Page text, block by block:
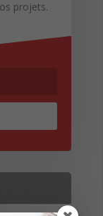
projets.